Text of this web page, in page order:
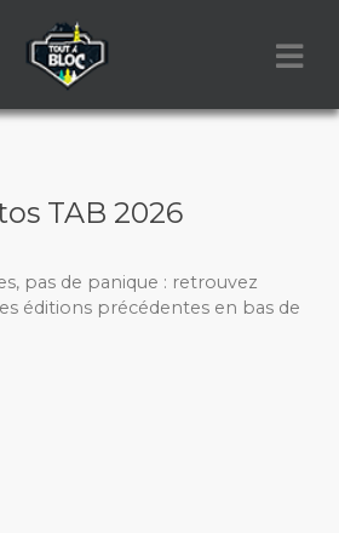
TAB 2026
pas de panique : retrouvez
éditions précédentes en bas de